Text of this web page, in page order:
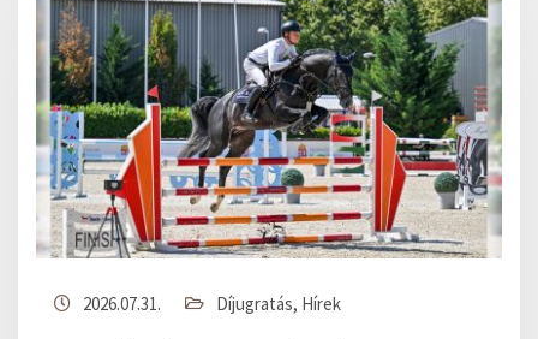
2026.07.31. Díjugratás, Hírek